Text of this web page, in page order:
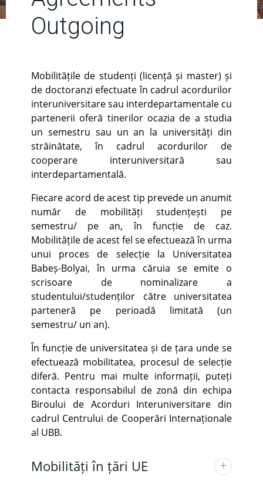
Outgoing
Mobilitățile de studenți (licență și master) și
de doctoranzi efectuate în cadrul acordurilor
interuniversitare sau interdepartamentale cu
partenerii oferă tinerilor ocazia de a studia
un semestru sau un an la universități din
străinătate, în cadrul acordurilor de
cooperare interuniversitară sau
interdepartamentală.
Fiecare acord de acest tip prevede un anumit
număr de mobilități studențești pe
semestru/ pe an, în funcție de caz.
Mobilitățile de acest fel se efectuează în urma
unui proces de selecție la Universitatea
Babeș-Bolyai, în urma căruia se emite o
scrisoare de nominalizare a
studentului/studenților către universitatea
parteneră pe perioadă limitată (un
semestru/ un an).
În funcție de universitatea și de țara unde se
efectuează mobilitatea, procesul de selecție
diferă. Pentru mai multe informații, puteți
contacta responsabilul de zonă din echipa
Biroului de Acorduri Interuniversitare din
cadrul Centrului de Cooperări Internaționale
al UBB.
Mobilități în țări UE